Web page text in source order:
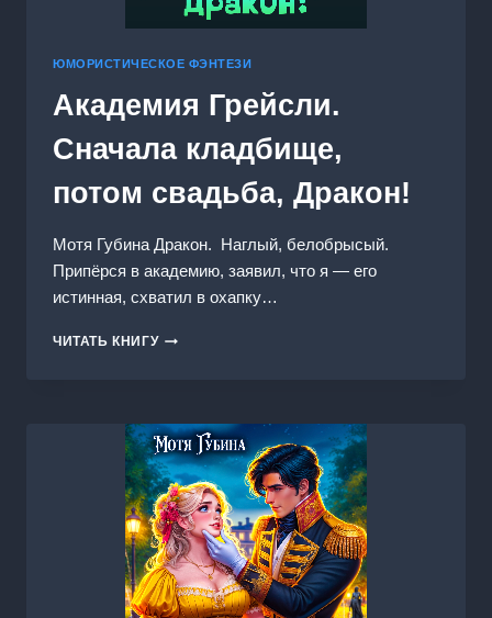
ЮМОРИСТИЧЕСКОЕ ФЭНТЕЗИ
Академия Грейсли.
Сначала кладбище,
потом свадьба, Дракон!
Мотя Губина Дракон. Наглый, белобрысый.
Припёрся в академию, заявил, что я — его
истинная, схватил в охапку…
ЧИТАТЬ КНИГУАКАДЕМИЯ
ПОТОМ
СВАДЬБА,
ДРАКОН!